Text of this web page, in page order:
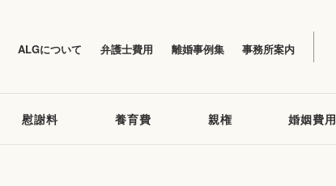
ALGについて 弁護士費用 離婚事例集 事務所案内
慰謝料 養育費 親権 婚姻費用